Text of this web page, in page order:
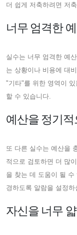
더 쉽게 저축하려면 저
너무 엄격한
실수는 너무 엄격한 예
는 상황이나 비용에 대
"기타"를 위한 영역이
할 수 있습니다.
예산을 정기
또 다른 실수는 예산을
적으로 검토하면 더 많
을 찾는 데 도움이 될
경하도록 알람을 설정하
자신을 너무